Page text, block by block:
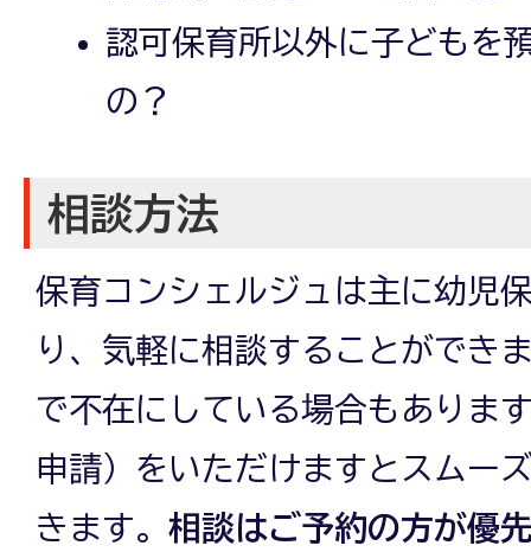
認可保育所以外に子どもを
の？
相談方法
保育コンシェルジュは主に幼児
り、気軽に相談することができ
で不在にしている場合もありま
申請）をいただけますとスムー
きます。 相談はご予約の方が優